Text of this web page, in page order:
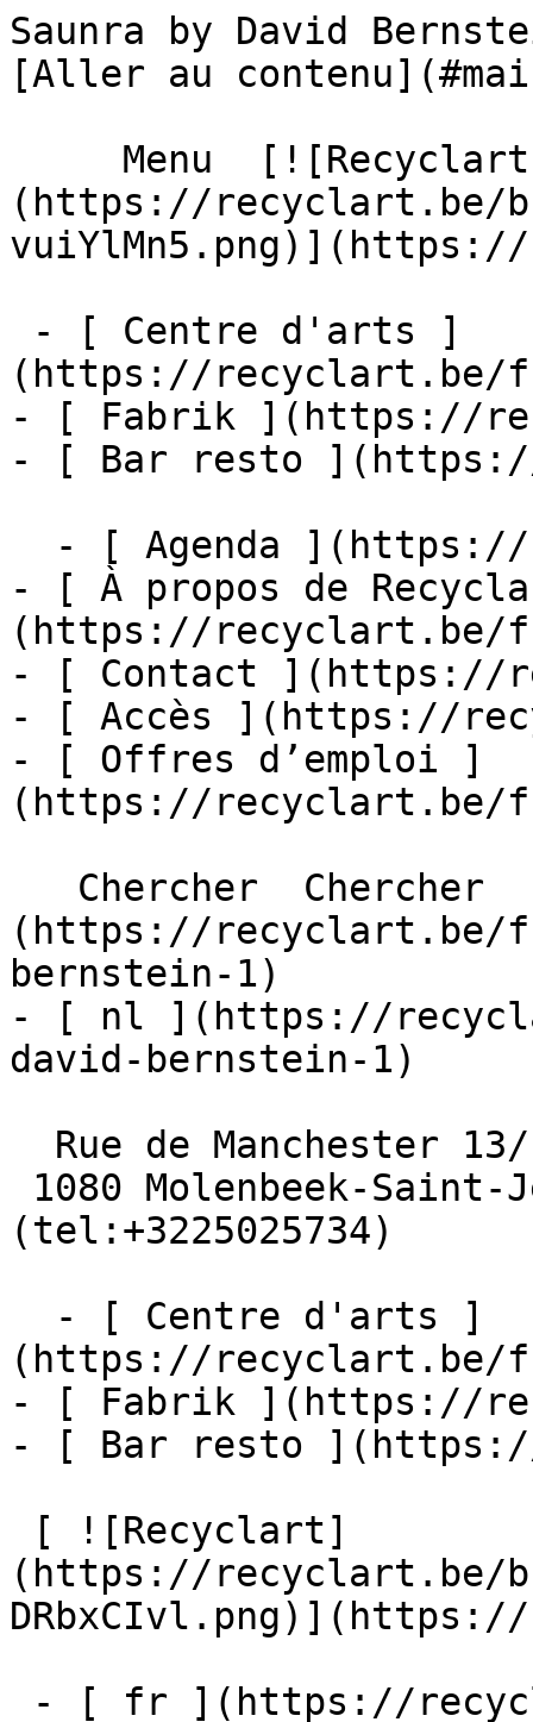
Saunra by David
[Aller au
(https://recyclart.be/
(https://recyclart.be/
- [ Fabrik ](https://
- [ Bar resto
- [ À propos de
(https://recyclart.be/
- [ Contact ](https://
- [ Accès ](https://
- [ Offres d’emploi ]
(https://recyclart.be/
(https://recyclart.be/
bernstein-1)
- [ nl ](https://
david-bernstein-1)
(tel:+3225025734)
(https://recyclart.be/
- [ Fabrik ](https://
- [ Bar resto
(https://recyclart.be/